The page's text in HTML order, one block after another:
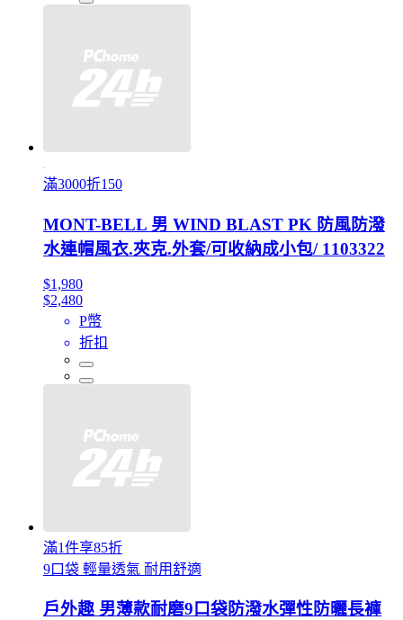
滿3000折150
MONT-BELL 男 WIND BLAST PK 防風防潑
水連帽風衣.夾克.外套/可收納成小包/ 1103322
$1,980
$2,480
P幣
折扣
滿1件享85折
9口袋 輕量透氣 耐用舒適
戶外趣 男薄款耐磨9口袋防潑水彈性防曬長褲